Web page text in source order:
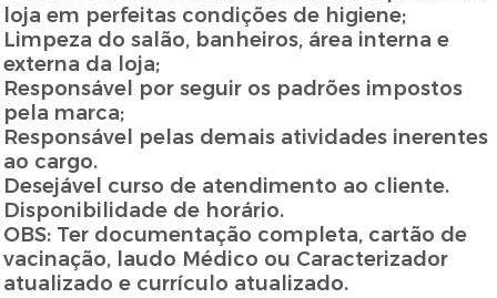
loja em perfeitas condições de higiene;
Limpeza do salão, banheiros, área interna e
externa da loja;
Responsável por seguir os padrões impostos
pela marca;
Responsável pelas demais atividades inerentes
ao cargo.
Desejável curso de atendimento ao cliente.
Disponibilidade de horário.
OBS: Ter documentação completa, cartão de
vacinação, laudo Médico ou Caracterizador
atualizado e currículo atualizado.